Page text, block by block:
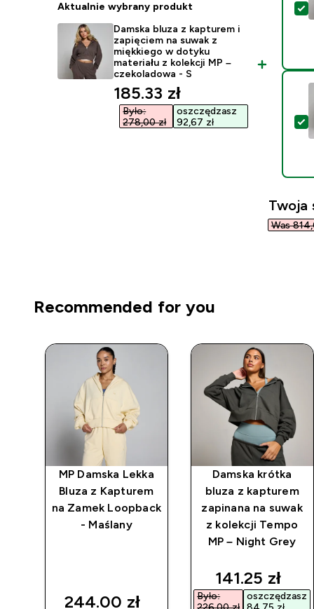
Aktualnie wybrany produkt
Damska bluza z kapturem i
zapięciem na suwak z
miękkiego w dotyku
materiału z kolekcji MP –
czekoladowa - S
discounted price
185.33 zł‎
Było:
278,00 zł‎
oszczędzasz
92,67 zł‎
Twoja
Was
Recommended for you
MP Damska Lekka
Bluza z Kapturem
na Zamek Loopback
- Maślany
244.00 zł‎
Damska krótka
bluza z kapturem
zapinana na suwak
z kolekcji Tempo
MP – Night Grey
discounted
141.25 zł‎
Było:
226,00 zł‎
oszczędzasz
84,75 zł‎